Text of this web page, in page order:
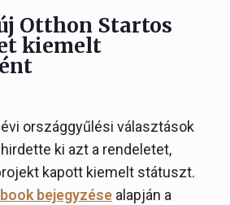
Otthon Startos
kiemelt
országgyűlési választások
ki azt a rendeletet,
kapott kiemelt státuszt.
bejegyzése alapján a